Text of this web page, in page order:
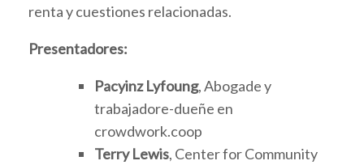
renta y cuestiones relacionadas.
Presentadores:
Pacyinz Lyfoung, Abogade y
trabajadore-dueñe en
crowdwork.coop
Terry Lewis, Center for Community